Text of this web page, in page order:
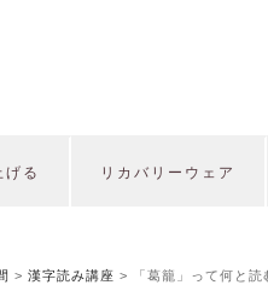
げる リカバリーウェア
> 漢字読み講座 > 「葛籠」って何と